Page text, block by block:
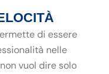
di essere
nelle
vuol dire solo